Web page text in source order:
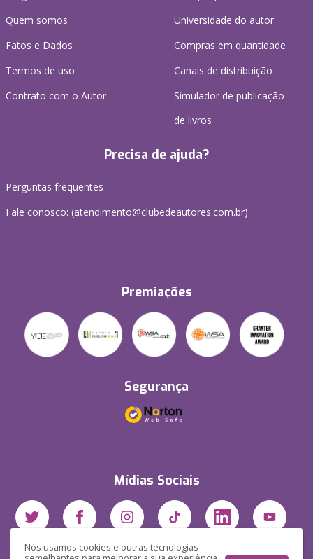
Nós usamos cookies e outras tecnologias
Quem somos
Fatos e Dados
Termos de uso
Contrato com o Autor
Universidade do autor
Compras em quantidade
Canais de distribuição
Simulador de publicação
de livros
Precisa de ajuda?
Perguntas frequentes
Fale conosco: (atendimento@clubedeautores.com.br)
Premiações
Segurança
Mídias Sociais